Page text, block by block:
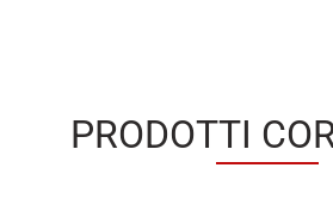
PRODOTTI